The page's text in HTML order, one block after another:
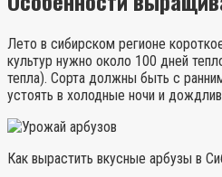
Лето в сибирском регионе
культур нужно около 100 дней
тепла). Сорта должны быть с
устоять в холодные ночи и
Как вырастить вкусные арбузы в